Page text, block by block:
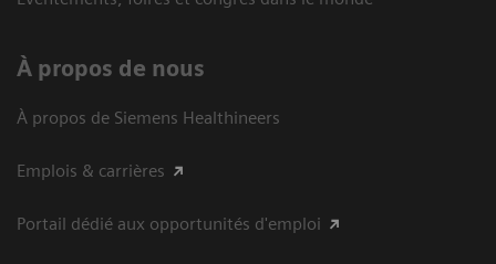
À propos de nous
À propos de Siemens Healthineers
Emplois & carrières
Portail dédié aux opportunités d'emploi